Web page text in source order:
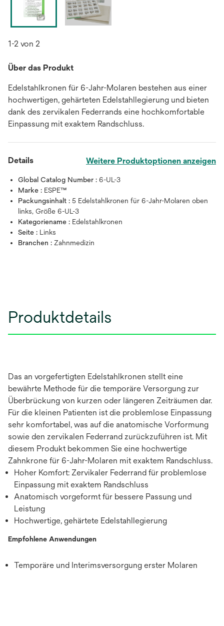
1-2 von 2
Über das Produkt
Edelstahlkronen für 6-Jahr-Molaren bestehen aus einer
hochwertigen, gehärteten Edelstahllegierung und bieten
dank des zervikalen Federrands eine hochkomfortable
Einpassung mit exaktem Randschluss.
Details Weitere Produktoptionen anzeigen
Global Catalog Number : 6-UL-3
Marke : ESPE™
Packungsinhalt : 5 Edelstahlkronen für 6-Jahr-Molaren oben
links, Größe 6-UL-3
Kategoriename : Edelstahlkronen
Seite : Links
Branchen : Zahnmedizin
Produktdetails
Das an vorgefertigten Edelstahlkronen stellt eine
bewährte Methode für die temporäre Versorgung zur
Überbrückung von kurzen oder längeren Zeiträumen dar.
Für die kleinen Patienten ist die problemlose Einpassung
sehr komfortabel, was auf die anatomische Vorformung
sowie den zervikalen Federrand zurückzuführen ist. Mit
diesem Produkt bekommen Sie eine hochwertige
Zahnkrone für 6-Jahr-Molaren mit exaktem Randschluss.
Hoher Komfort: Zervikaler Federrand für problemlose
Einpassung mit exaktem Randschluss
Anatomisch vorgeformt für bessere Passung und
Leistung
Hochwertige, gehärtete Edelstahllegierung
Empfohlene Anwendungen
Temporäre und Interimsversorgung erster Molaren